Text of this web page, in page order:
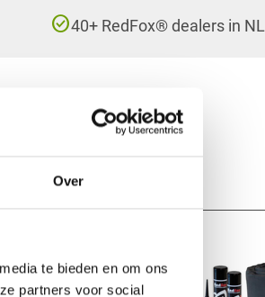
Over
te bieden en om ons
partners voor social
check_circle40+ RedFox® dealers in NL